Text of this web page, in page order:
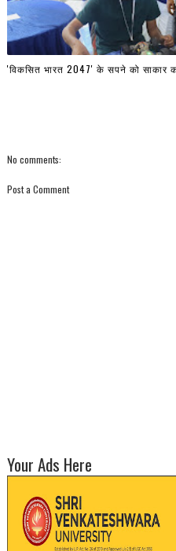
'विकसित भारत 2047' के सपने को साकार
No comments:
Post a Comment
Your Ads Here